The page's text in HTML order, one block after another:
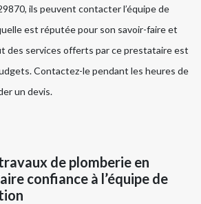
ils peuvent contacter l’équipe de
est réputée pour son savoir-faire et
des services offerts par ce prestataire est
Contactez-le pendant les heures de
un devis.
de plomberie en
confiance à l’équipe de